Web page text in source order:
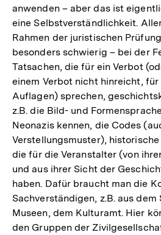
anwenden – aber das ist
eine Selbstverständlichkeit.
Rahmen der juristischen
besonders schwierig – bei der
Tatsachen, die für ein Verbot
einem Verbot nicht hinreicht, für
Auflagen) sprechen,
z.B. die Bild- und
Neonazis kennen, die Codes
Verstellungsmuster),
die für die Veranstalter (von
und aus ihrer Sicht der
haben. Dafür braucht man die
Sachverständigen, z.B. aus
Museen, dem Kulturamt. Hier
den Gruppen der